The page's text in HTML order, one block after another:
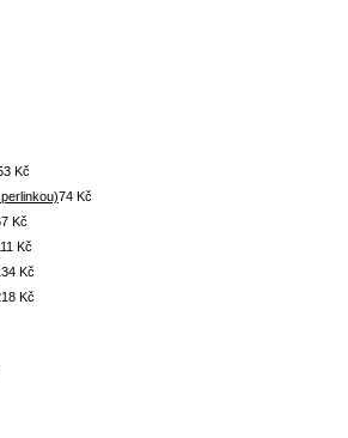
Kč
74 Kč
Kč
Kč
Kč
Kč